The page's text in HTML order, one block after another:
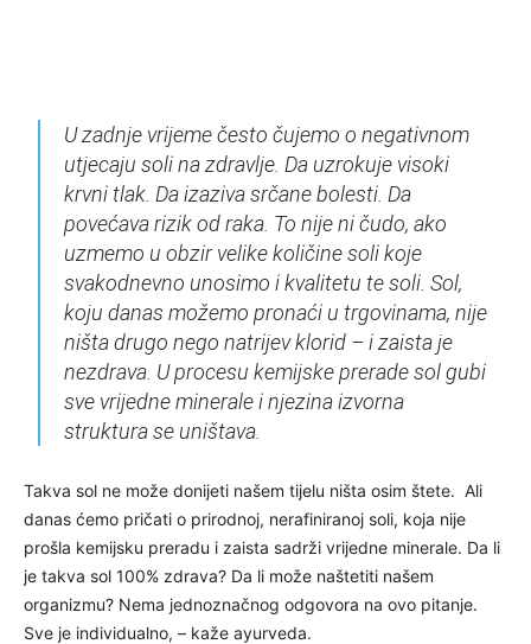
U zadnje vrijeme često čujemo o negativnom
utjecaju soli na zdravlje. Da uzrokuje visoki
krvni tlak. Da izaziva srčane bolesti. Da
povećava rizik od raka. To nije ni čudo, ako
uzmemo u obzir velike količine soli koje
svakodnevno unosimo i kvalitetu te soli. Sol,
koju danas možemo pronaći u trgovinama, nije
ništa drugo nego natrijev klorid – i zaista je
nezdrava. U procesu kemijske prerade sol gubi
sve vrijedne minerale i njezina izvorna
struktura se uništava.
Takva sol ne može donijeti našem tijelu ništa osim štete. Ali
danas ćemo pričati o prirodnoj, nerafiniranoj soli, koja nije
prošla kemijsku preradu i zaista sadrži vrijedne minerale. Da li
je takva sol 100% zdrava? Da li može naštetiti našem
organizmu? Nema jednoznačnog odgovora na ovo pitanje.
Sve je individualno, – kaže ayurveda.